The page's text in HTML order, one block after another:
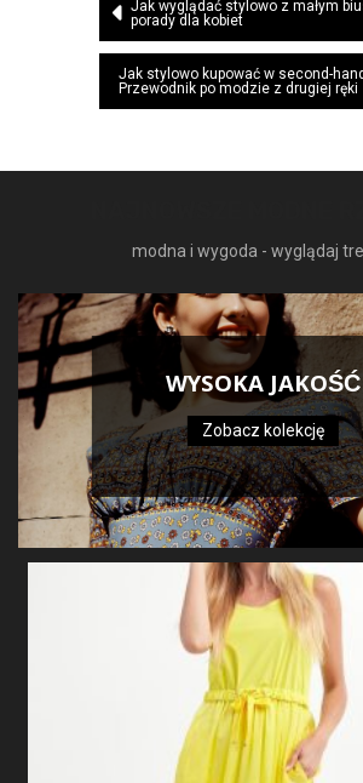
wpisu
Jak wyglądać stylowo z małym
porady dla kobiet
Jak stylowo kupować w second-
Przewodnik po modzie z drugiej ręki
modna i wygoda - wyglądaj
WYSOKA JAKOŚĆ
Zobacz kolekcję